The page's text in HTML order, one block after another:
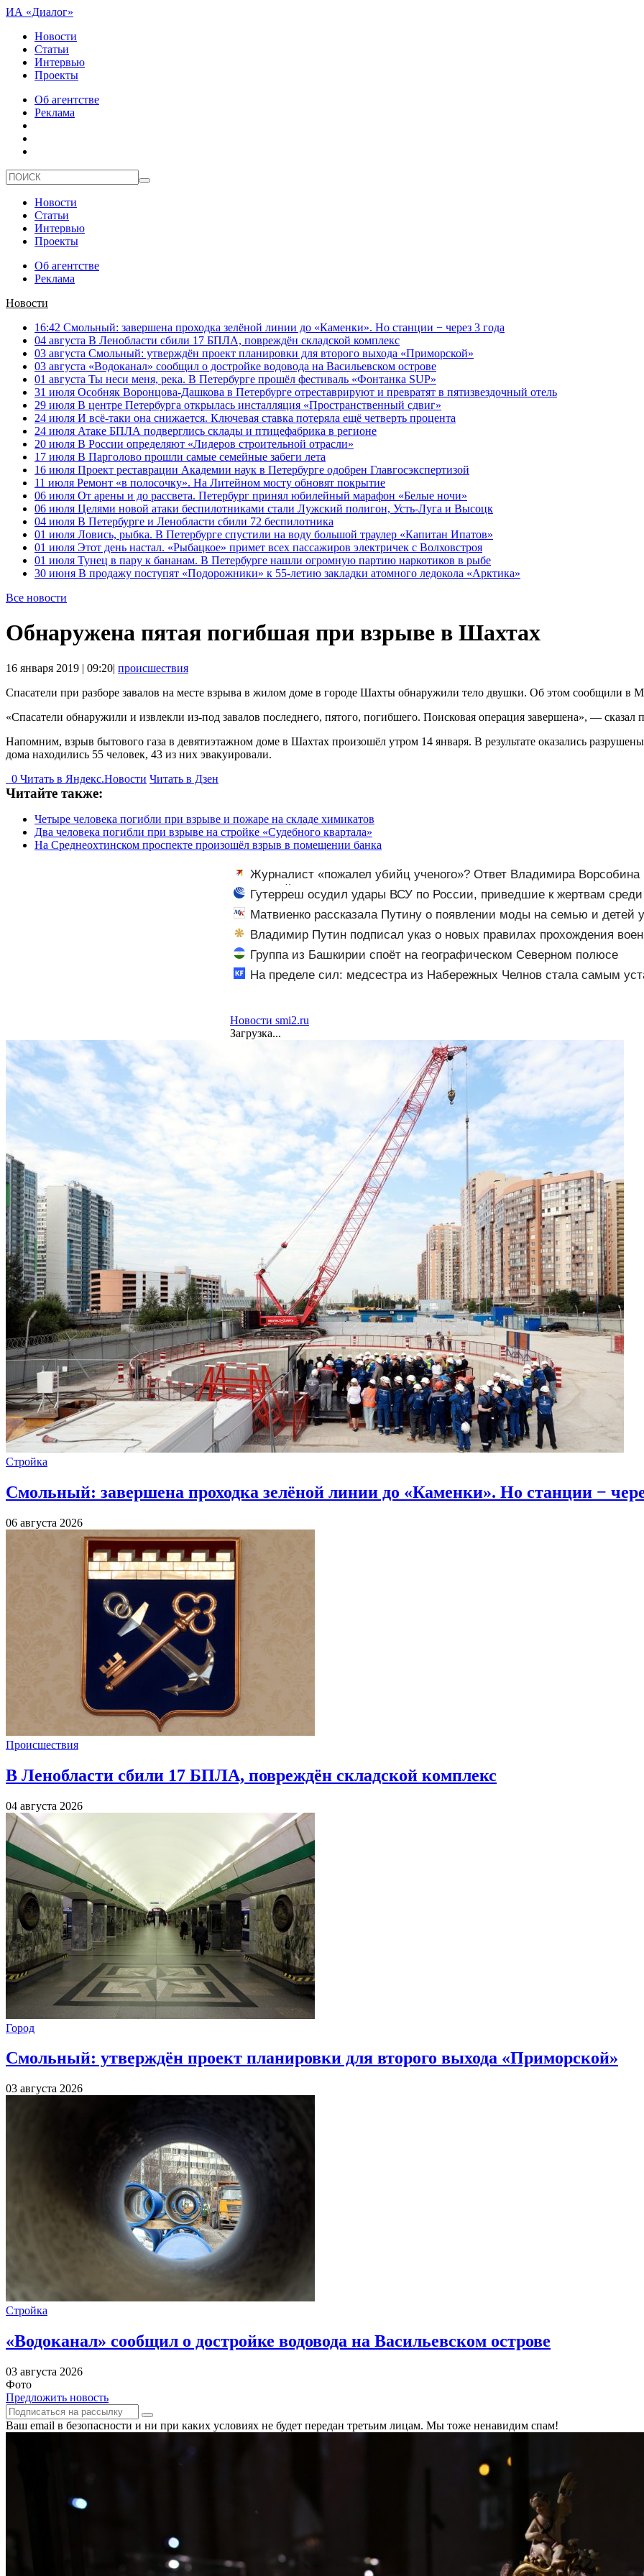
ИА «Диалог»
Новости
Статьи
Интервью
Проекты
Об агентстве
Реклама
Новости
Статьи
Интервью
Проекты
Об агентстве
Реклама
Новости
16:42 Смольный: завершена проходка зелёной линии до «Каменки». Но станции − через 3 года
04 августа В Ленобласти сбили 17 БПЛА, повреждён складской комплекс
03 августа Смольный: утверждён проект планировки для второго выхода «Приморской»
03 августа «Водоканал» сообщил о достройке водовода на Васильевском острове
01 августа Ты неси меня, река. В Петербурге прошёл фестиваль «Фонтанка SUP»
31 июля Особняк Воронцова-Дашкова в Петербурге отреставрируют и превратят в пятизвездочный отель
29 июля В центре Петербурга открылась инсталляция «Пространственный сдвиг»
24 июля И всё-таки она снижается. Ключевая ставка потеряла ещё четверть процента
24 июля Атаке БПЛА подверглись склады и птицефабрика в регионе
20 июля В России определяют «Лидеров строительной отрасли»
17 июля В Парголово прошли самые семейные забеги лета
16 июля Проект реставрации Академии наук в Петербурге одобрен Главгосэкспертизой
11 июля Ремонт «в полосочку». На Литейном мосту обновят покрытие
06 июля От арены и до рассвета. Петербург принял юбилейный марафон «Белые ночи»
06 июля Целями новой атаки беспилотниками стали Лужский полигон, Усть-Луга и Высоцк
04 июля В Петербурге и Ленобласти сбили 72 беспилотника
01 июля Ловись, рыбка. В Петербурге спустили на воду большой траулер «Капитан Ипатов»
01 июля Этот день настал. «Рыбацкое» примет всех пассажиров электричек с Волховстроя
01 июля Тунец в пару к бананам. В Петербурге нашли огромную партию наркотиков в рыбе
30 июня В продажу поступят «Подорожники» к 55-летию закладки атомного ледокола «Арктика»
Все новости
Обнаружена пятая погибшая при взрыве в Шахтах
16 января 2019 | 09:20| происшествия
Спасатели при разборе завалов на месте взрыва в жилом доме в городе Шахты обнаружили тело двушки. Об этом сообщили в
«Спасатели обнаружили и извлекли из-под завалов последнего, пятого, погибшего. Поисковая операция завершена», — сказал
Напомним, взрыв бытового газа в девятиэтажном доме в Шахтах произошёл утром 14 января. В результате оказались
дома находились 55 человек, 43 из них эвакуировали.
0 Читать в Яндекс.Новости Читать в Дзен
Читайте также:
Четыре человека погибли при взрыве и пожаре на складе химикатов
Два человека погибли при взрыве на стройке «Судебного квартала»
На Среднеохтинском проспекте произошёл взрыв в помещении банка
Журналист «пожалел убийц ученого»? Ответ Владимира Ворсобина
читателей
Гутерреш осудил удары ВСУ по России, приведшие к жертвам среди
Матвиенко рассказала Путину о появлении моды на семью и детей
студентов
Владимир Путин подписал указ о новых правилах прохождения
Группа из Башкирии споёт на географическом Северном полюсе
На пределе сил: медсестра из Набережных Челнов стала самым
Новости smi2.ru
Загрузка...
Стройка
Смольный: завершена проходка зелёной линии до «Каменки». Но станции −
06 августа 2026
Происшествия
В Ленобласти сбили 17 БПЛА, повреждён складской комплекс
04 августа 2026
Город
Смольный: утверждён проект планировки для второго выхода «Приморской»
03 августа 2026
Стройка
«Водоканал» сообщил о достройке водовода на Васильевском острове
03 августа 2026
Фото
Предложить новость
Ваш email в безопасности и ни при каких условиях не будет передан третьим лицам. Мы тоже ненавидим спам!